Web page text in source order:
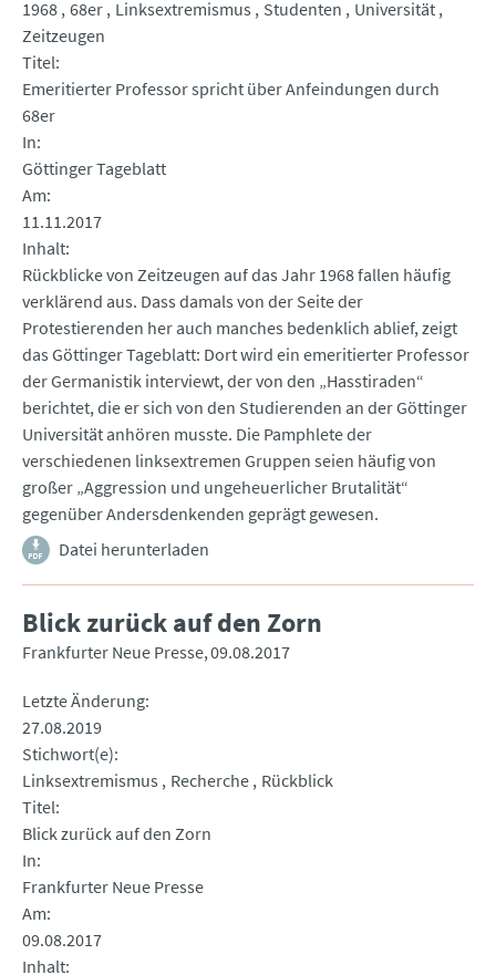
1968 68er Linksextremismus Studenten
Universität
Zeitzeugen
Titel
Emeritierter Professor spricht über Anfeindungen durch
68er
In
Göttinger Tageblatt
Am
11.11.2017
Inhalt
Rückblicke von Zeitzeugen auf das Jahr 1968 fallen häufig
verklärend aus. Dass damals von der Seite der
Protestierenden her auch manches bedenklich ablief, zeigt
das Göttinger Tageblatt: Dort wird ein emeritierter Professor
der Germanistik interviewt, der von den „Hasstiraden“
berichtet, die er sich von den Studierenden an der Göttinger
Universität anhören musste. Die Pamphlete der
verschiedenen linksextremen Gruppen seien häufig von
großer „Aggression und ungeheuerlicher Brutalität“
gegenüber Andersdenkenden geprägt gewesen.
Datei herunterladen
Blick zurück auf den Zorn
Frankfurter Neue Presse 09.08.2017
Letzte Änderung
27.08.2019
Stichwort(e)
Linksextremismus
Recherche Rückblick
Titel
Blick zurück auf den Zorn
In
Frankfurter Neue Presse
Am
09.08.2017
Inhalt